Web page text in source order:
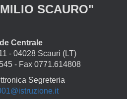
SCAURO"
Centrale
- 04028 Scauri (LT)
- Fax 0771.614808
Segreteria